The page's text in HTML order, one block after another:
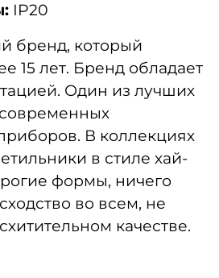
IP20
бренд, который
15 лет. Бренд обладает
Один из лучших
В коллекциях
в стиле хай-
формы, ничего
во всем, не
качестве.